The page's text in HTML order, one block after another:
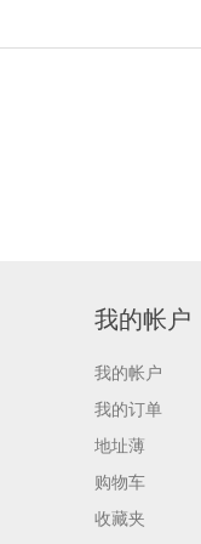
我的帐户
我的帐户
我的订单
地址薄
购物车
收藏夹